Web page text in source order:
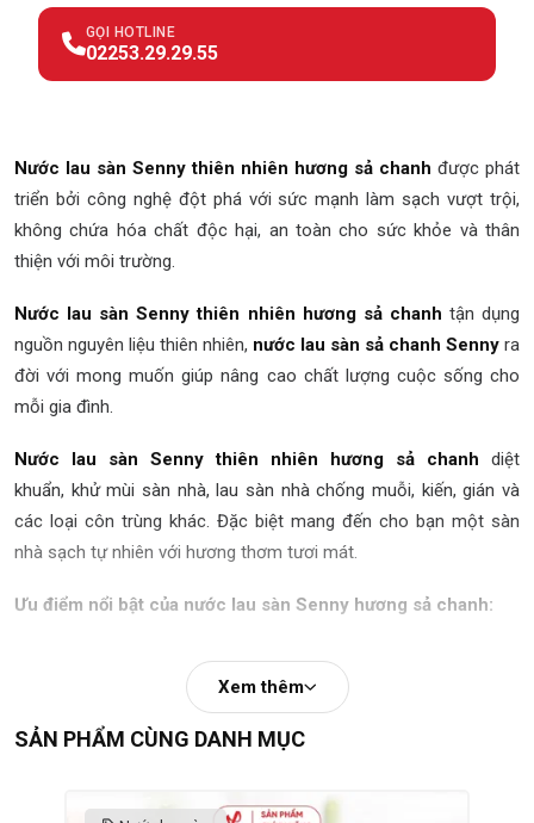
GỌI HOTLINE
02253.29.29.55
Nước lau sàn Senny thiên nhiên hương sả chanh được phát
triển bởi công nghệ đột phá với sức mạnh làm sạch vượt trội,
không chứa hóa chất độc hại, an toàn cho sức khỏe và thân
thiện với môi trường.
Nước lau sàn Senny thiên nhiên hương sả chanh tận dụng
nguồn nguyên liệu thiên nhiên, nước lau sàn sả chanh Senny ra
đời với mong muốn giúp nâng cao chất lượng cuộc sống cho
mỗi gia đình.
Nước lau sàn Senny thiên nhiên hương sả chanh diệt
khuẩn, khử mùi sàn nhà, lau sàn nhà chống muỗi, kiến, gián và
các loại côn trùng khác. Đặc biệt mang đến cho bạn một sàn
nhà sạch tự nhiên với hương thơm tươi mát.
Ưu điểm nổi bật của nước lau sàn Senny hương sả chanh:
kháng khuẩn, khử mùi an toàn cho gia
đình có trẻ nhỏ, người lớn tuổi, da nhạy cảm.
Nước lau sàn Senny thiên nhiên hương sả chanh
thư giãn, giảm căng thẳng. Diệt hoàn toàn Vi rút, vi khuẩn,
Xem thêm
SẢN PHẨM CÙNG DANH MỤC